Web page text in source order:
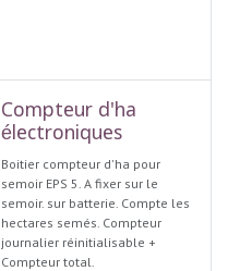
Compteur d'ha
électroniques
Boitier compteur d'ha pour
semoir EPS 5. A fixer sur le
semoir. sur batterie. Compte les
hectares semés. Compteur
journalier réinitialisable +
Compteur total.